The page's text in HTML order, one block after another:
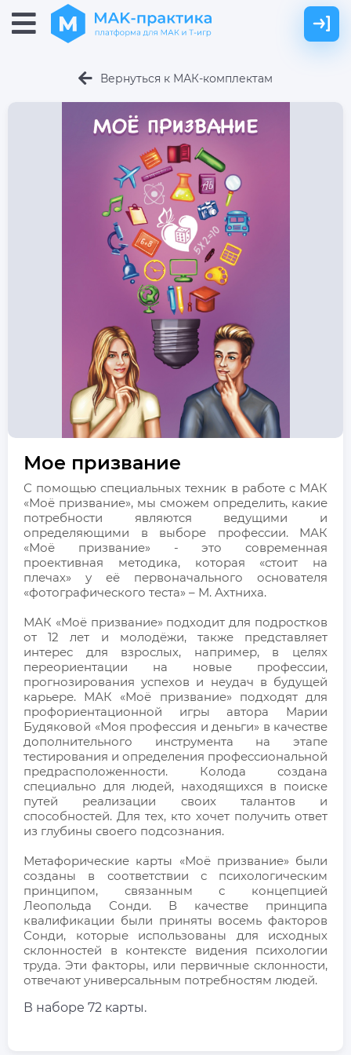
Вернуться к МАК-комплектам
Мое призвание
С помощью специальных техник в работе с МАК
«Моё призвание», мы сможем определить, какие
потребности являются ведущими и
определяющими в выборе профессии. МАК
«Моё призвание» - это современная
проективная методика, которая «стоит на
плечах» у её первоначального основателя
«фотографического теста» – М. Ахтниха.
МАК «Моё призвание» подходит для подростков
от 12 лет и молодёжи, также представляет
интерес для взрослых, например, в целях
переориентации на новые профессии,
прогнозирования успехов и неудач в будущей
карьере. МАК «Моё призвание» подходят для
профориентационной игры автора Марии
Будяковой «Моя профессия и деньги» в качестве
дополнительного инструмента на этапе
тестирования и определения профессиональной
предрасположенности. Колода создана
специально для людей, находящихся в поиске
путей реализации своих талантов и
способностей. Для тех, кто хочет получить ответ
из глубины своего подсознания.
Метафорические карты «Моё призвание» были
созданы в соответствии с психологическим
принципом, связанным с концепцией
Леопольда Сонди. В качестве принципа
квалификации были приняты восемь факторов
Сонди, которые использованы для исходных
склонностей в контексте видения психологии
труда. Эти факторы, или первичные склонности,
отвечают универсальным потребностям людей.
В наборе 72 карты.